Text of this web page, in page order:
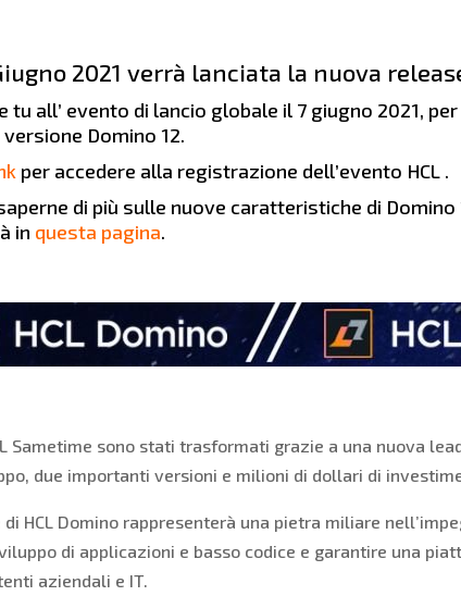
2021 verrà lanciata la nuova
tu all’ evento di lancio globale il 7 giugno 2021,
Domino 12.
per accedere alla registrazione dell’evento HCL .
di più sulle nuove caratteristiche di
in questa pagina.
Sametime sono stati trasformati grazie a una nuova
due importanti versioni e milioni di dollari di
di HCL Domino rappresenterà una pietra miliare
di applicazioni e basso codice e garantire una
aziendali e IT.